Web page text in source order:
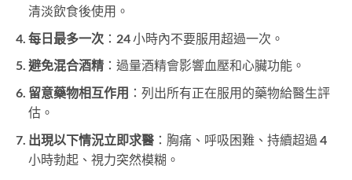
清淡飲食後使用。
每日最多一次：24 小時內不要服用超過一次。
避免混合酒精：過量酒精會影響血壓和心臟功能。
留意藥物相互作用 ：列出所有正在服用的藥物給醫生評
估。
出現以下情況立即求醫：胸痛、呼吸困難、持續超過 4
小時勃起、視力突然模糊。